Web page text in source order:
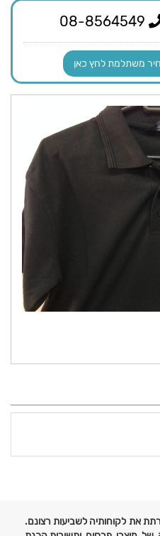
משתלמת לחץ כאן
מעל 35 שנה משרתת את לקוחותיה לשביעות רצונם.